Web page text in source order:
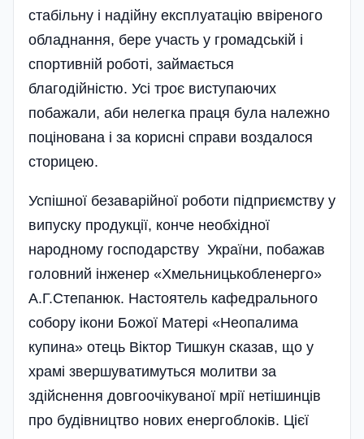
стабільну і надійну експлуатацію ввіреного
обладнання, бере участь у громадській і
спор­тивній роботі, займається
благодійністю. Усі троє виступаючих
побажали, аби нелегка праця була належно
поцінована і за корисні справи воздалося
сторицею.
Успішної безаварійної роботи підприємству у
випуску продукції, конче необхідної
народному господарству України, побажав
головний інженер «Хмельницькобленерго»
А.Г.Степанюк. Настоятель кафедрального
собору ікони Божої Матері «Неопалима
купина» отець Віктор Тишкун сказав, що у
храмі звершуватимуться молитви за
здійснення довгоочікуваної мрії нетішинців
про будівництво нових енергоблоків. Цієї